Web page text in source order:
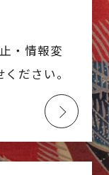
・情報変
ださい。